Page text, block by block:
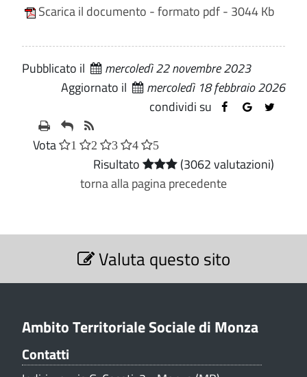
Scarica il documento - formato pdf - 3044 Kb
Pubblicato il
mercoledì 22 novembre 2023
Aggiornato il
mercoledì 18 febbraio 2026
condividi su
Vota 1 2 3 4 5
Risultato
(3062 valutazioni)
torna alla pagina precedente
S
Valuta questo sito
Ambito Territoriale Sociale di Monza
Contatti